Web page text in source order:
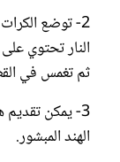
2- توضع
النار تحتوي
ثم تغمس في
3- يمكن تقديم
الهند المبشور.